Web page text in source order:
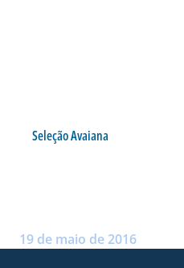
Seleção Avaiana
19 de maio de 2016